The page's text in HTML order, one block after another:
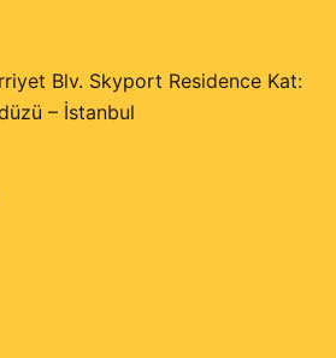
Blv. Skyport Residence Kat:
– İstanbul